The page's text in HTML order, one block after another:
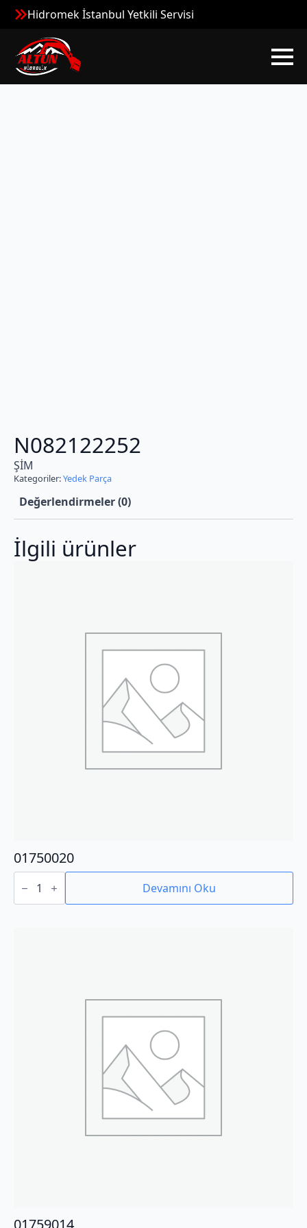
Hidromek İstanbul Yetkili Servisi
N082122252
ŞİM
Kategoriler:Yedek Parça
Değerlendirmeler (0)
İlgili ürünler
01750020
01750020
adet Devamını Oku
01759014